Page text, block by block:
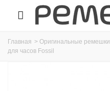
Главная > Оригинальные ремешки
для часов Fossil